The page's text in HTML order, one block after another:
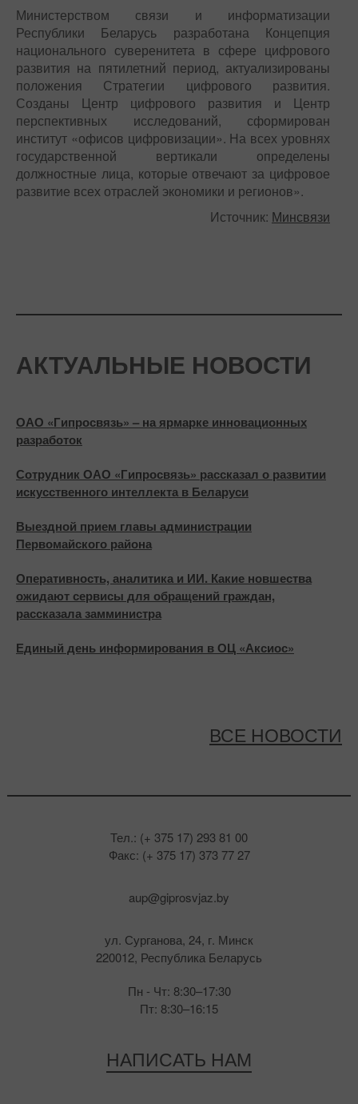
Министерством связи и информатизации
Республики Беларусь разработана Концепция
национального суверенитета в сфере цифрового
развития на пятилетний период, актуализированы
положения Стратегии цифрового развития.
Созданы Центр цифрового развития и Центр
перспективных исследований, сформирован
институт «офисов цифровизации». На всех уровнях
государственной вертикали определены
должностные лица, которые отвечают за цифровое
развитие всех отраслей экономики и регионов».
Источник: Минсвязи
АКТУАЛЬНЫЕ НОВОСТИ
ОАО «Гипросвязь» – на ярмарке инновационных
разработок
Сотрудник ОАО «Гипросвязь» рассказал о развитии
искусственного интеллекта в Беларуси
Выездной прием главы администрации
Первомайского района
Оперативность, аналитика и ИИ. Какие новшества
ожидают сервисы для обращений граждан,
рассказала замминистра
Единый день информирования в ОЦ «Аксиос»
ВСЕ НОВОСТИ
Тел.: (+ 375 17) 293 81 00
Факс: (+ 375 17) 373 77 27
aup@giprosvjaz.by
НАПИСАТЬ НАМ
ул. Сурганова, 24, г. Минск
220012, Республика Беларусь
Пн - Чт: 8:30–17:30
Пт: 8:30–16:15